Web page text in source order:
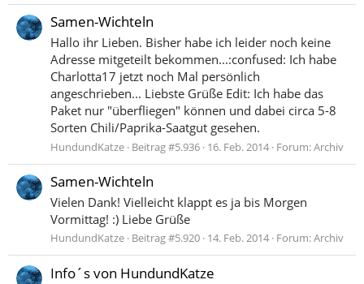
Samen-Wichteln
Hallo ihr Lieben. Bisher habe ich leider noch keine
Adresse mitgeteilt bekommen...:confused: Ich habe
Charlotta17 jetzt noch Mal persönlich
angeschrieben... Liebste Grüße Edit: Ich habe das
Paket nur "überfliegen" können und dabei circa 5-8
Sorten Chili/Paprika-Saatgut gesehen.
HundundKatze Beitrag #5.936 16. Feb. 2014 Forum:Archiv
Samen-Wichteln
Vielen Dank! Vielleicht klappt es ja bis Morgen
Vormittag! :) Liebe Grüße
HundundKatze Beitrag #5.920 14. Feb. 2014 Forum:Archiv
Info´s von HundundKatze